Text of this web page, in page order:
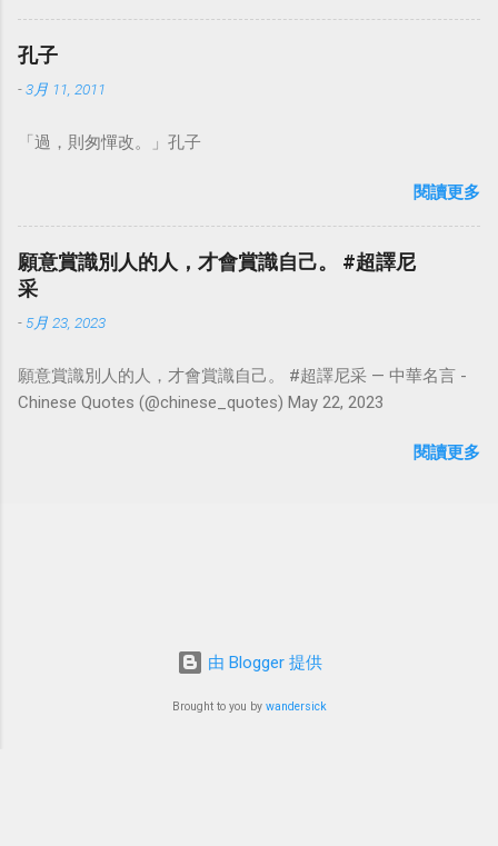
華名言 - Chinese Quotes (@chinese_quotes) May 23, 2023
孔子
-3月 11, 2011
「過，則匆憚改。」孔子
閱讀更多
願意賞識別人的人，才會賞識自己。 #超譯尼
采
- 5月 23, 2023
願意賞識別人的人，才會賞識自己。 #超譯尼采 — 中華名言 -
Chinese Quotes (@chinese_quotes) May 22, 2023
閱讀更多
由 Blogger 提供
Brought to you by wandersick